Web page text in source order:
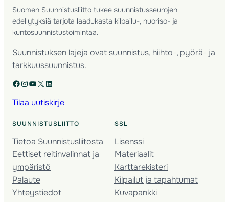
Suomen Suunnistusliitto tukee suunnistusseurojen
edellytyksiä tarjota laadukasta kilpailu-, nuoriso- ja
kuntosuunnistustoimintaa.
Suunnistuksen lajeja ovat suunnistus, hiihto-, pyörä- ja
tarkkuussuunnistus.
Facebook Instagram YouTube X LinkedIn
Tilaa uutiskirje
SUUNNISTUSLIITTO
Tietoa Suunnistusliitosta
Eettiset reitinvalinnat ja
ympäristö
Palaute
Yhteystiedot
SSL
Lisenssi
Materiaalit
Karttarekisteri
Kilpailut ja tapahtumat
Kuvapankki